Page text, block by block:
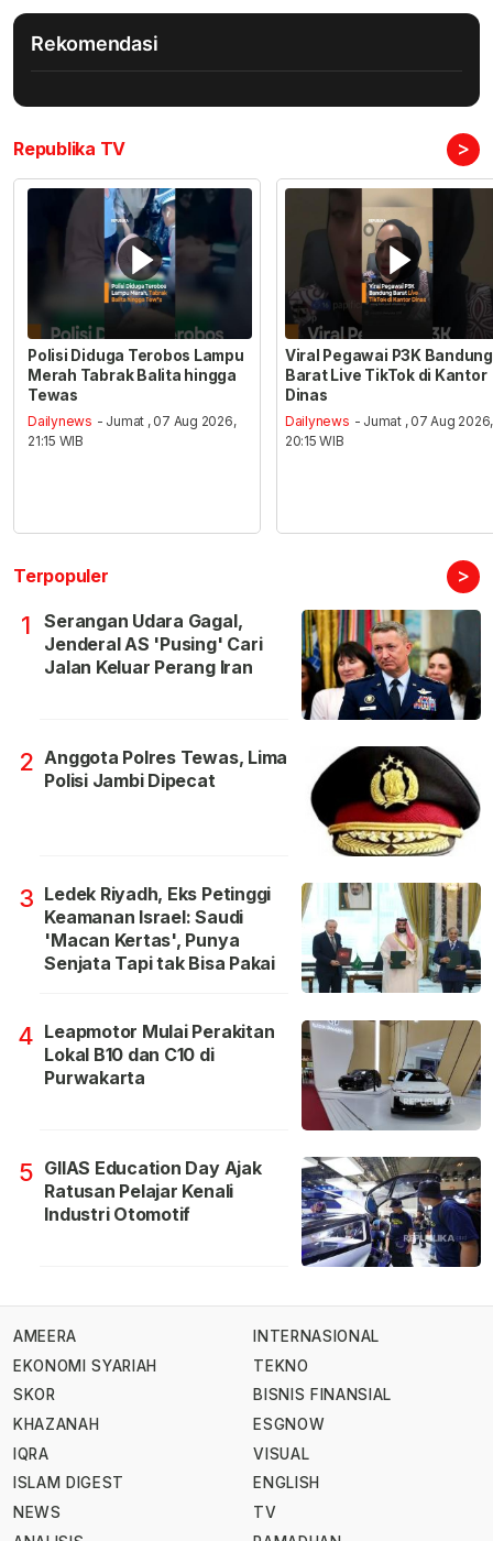
Rekomendasi
Republika TV >
Polisi Diduga Terobos Lampu
Merah Tabrak Balita hingga
Tewas
Dailynews - Jumat , 07 Aug 2026,
21:15 WIB
Viral Pegawai P3K Bandung
Barat Live TikTok di Kantor
Dinas
Dailynews - Jumat , 07 Aug 2026,
20:15 WIB
Terpopuler >
1
Serangan Udara Gagal,
Jenderal AS 'Pusing' Cari
Jalan Keluar Perang Iran
2 Anggota Polres Tewas, Lima
Polisi Jambi Dipecat
3 Ledek Riyadh, Eks Petinggi
Keamanan Israel: Saudi
'Macan Kertas', Punya
Senjata Tapi tak Bisa Pakai
4 Leapmotor Mulai Perakitan
Lokal B10 dan C10 di
Purwakarta
5 GIIAS Education Day Ajak
Ratusan Pelajar Kenali
Industri Otomotif
AMEERA
EKONOMI SYARIAH
SKOR
KHAZANAH
IQRA
ISLAM DIGEST
NEWS
INTERNASIONAL
TEKNO
BISNIS FINANSIAL
ESGNOW
VISUAL
ENGLISH
TV